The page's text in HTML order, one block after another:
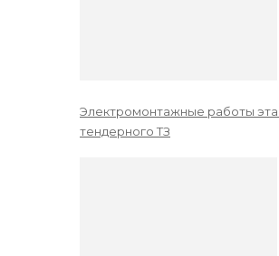
Электромонтажные работы
тендерного ТЗ